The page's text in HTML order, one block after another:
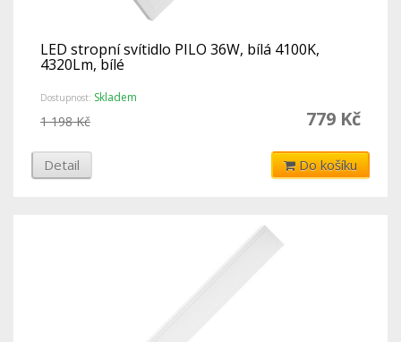
LED stropní svítidlo PILO 36W, bílá 4100K,
4320Lm, bílé
Dostupnost: Skladem
779 Kč
1 198 Kč
Detail Do košíku